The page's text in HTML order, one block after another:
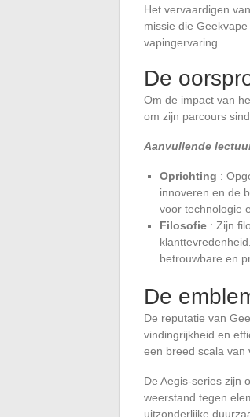
Het vervaardigen
missie die
vapingervaring.
De
Om de impact van
om zijn parcours
Aanvullende
Oprichting :
innoveren en de
voor technologie
Filosofie : Zijn
betrouwbare en
De
De reputatie van
vindingrijkheid en
een breed scala van
De Aegis-series zijn
weerstand tegen
uitzonderlijke